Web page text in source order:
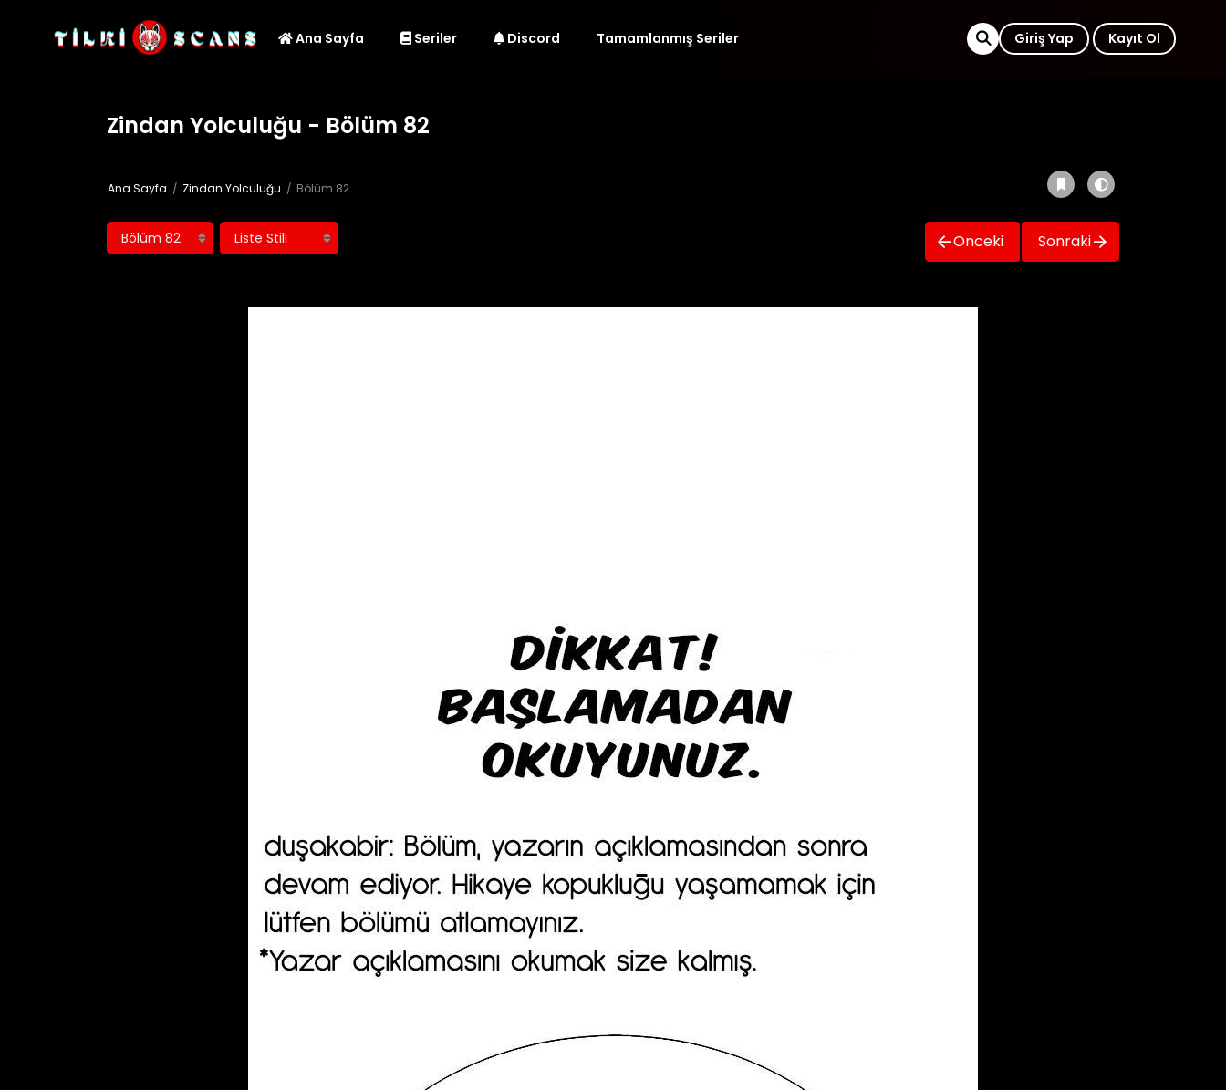
Ana Sayfa Seriler Discord Tamamlanmış Seriler Giriş Yap Kayıt Ol
Zindan Yolculuğu - Bölüm 82
Ana Sayfa Zindan Yolculuğu Bölüm 82
Önceki Sonraki